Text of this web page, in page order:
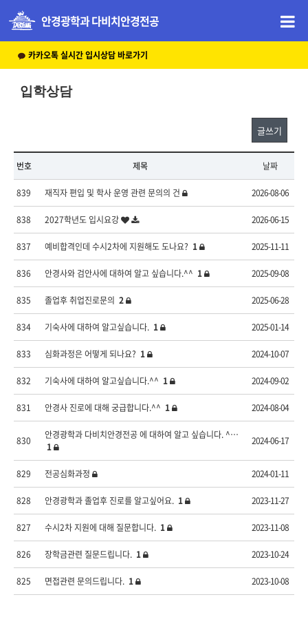
안경광학과 다비치안경전공
카카오톡 실시간 입시상담 바로가기
입학상담
글쓰기
번호 제목 날짜
839 재직자 편입 및 학사 운영 관련 문의의 건 2026-08-06
838 2027학년도 입시요강 2026-06-15
837 예비합격인데 수시2차에 지원해도 도나요? 1 2025-11-11
836 안경사와 검안사에 대하여 알고 싶습니다.^^ 1 2025-09-08
835 졸업후 취업진로문의 2 2025-06-28
834 기숙사에 대하여 알고싶습니다. 1 2025-01-14
833 심화과정은 어떻게 되나요? 1 2024-10-07
832 기숙사에 대하여 알고싶습니다.^^ 1 2024-09-02
831 안경사 진로에 대해 궁급합니다.^^ 1 2024-08-04
830
안경광학과 다비치안경전공 에 대하여 알고 싶습니다. ^…
1
2024-06-17
829 전공심화과정 2024-01-11
828 안경광학과 졸업후 진로를 알고싶어요. 1 2023-11-27
827 수시2차 지원에 대해 질문합니다. 1 2023-11-08
826 장학금관련 질문드립니다. 1 2023-10-24
825 면접관련 문의드립니다. 1 2023-10-08